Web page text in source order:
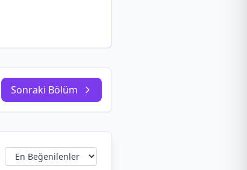
Sonraki Bölüm